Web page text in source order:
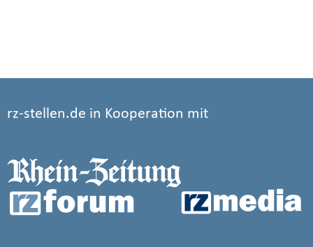
rz-stellen.de in Kooperation mit